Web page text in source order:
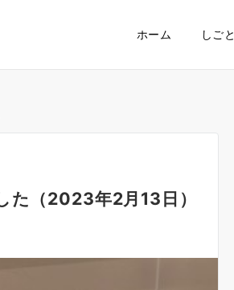
ホーム しごと
た（2023年2月13日）